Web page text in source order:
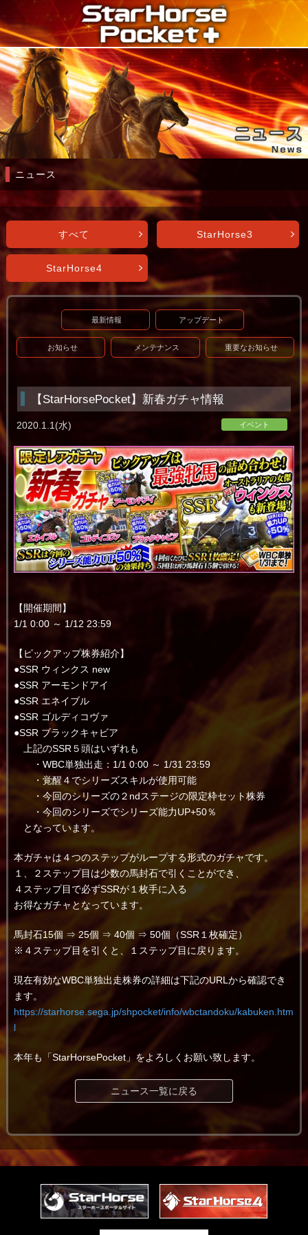
ニュース
すべて StarHorse3
StarHorse4
最新情報 アップデート
お知らせ メンテナンス 重要なお知らせ
【StarHorsePocket】新春ガチャ情報
イベント
2020.1.1(水)
【開催期間】
1/1 0:00 ～ 1/12 23:59
【ピックアップ株券紹介】
●SSR ウィンクス new
●SSR アーモンドアイ
●SSR エネイブル
●SSR ゴルディコヴァ
●SSR ブラックキャビア
上記のSSR５頭はいずれも
・WBC単独出走：1/1 0:00 ～ 1/31 23:59
・覚醒４でシリーズスキルが使用可能
・今回のシリーズの２ndステージの限定枠セット株券
・今回のシリーズでシリーズ能力UP+50％
となっています。
本ガチャは４つのステップがループする形式のガチャです。
１、２ステップ目は少数の馬封石で引くことができ、
４ステップ目で必ずSSRが１枚手に入る
お得なガチャとなっています。
馬封石15個 ⇒ 25個 ⇒ 40個 ⇒ 50個（SSR１枚確定）
※４ステップ目を引くと、１ステップ目に戻ります。
現在有効なWBC単独出走株券の詳細は下記のURLから確認でき
ます。
https://starhorse.sega.jp/shpocket/info/wbctandoku/kabuken.htm
l
本年も「StarHorsePocket」をよろしくお願い致します。
ニュース一覧に戻る